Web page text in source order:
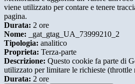
viene utilizzato per contare e tenere
pagina.
Durata: 2 ore
Nome: _gat_gtag_UA_73999210_2
Tipologia: analitico
Proprieta: Terza-parte
Descrizione: Questo cookie fa parte di
utilizzato per limitare le richieste (throttle
Durata: 2 ore